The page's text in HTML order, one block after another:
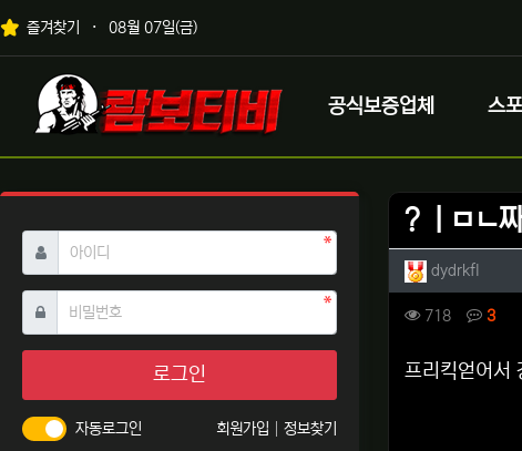
상단 네비
즐겨찾기 08월 07일(금)
메인 메뉴
로고
공식보증업체 스
? ㅣㅁㄴ
작성자 정보
dydrkfl
컨텐츠 정보
718조회 3댓글
본문
프리킥얻어서
아이디 필수
비밀번호필수
로그인
자동로그인 회원가입 정보찾기